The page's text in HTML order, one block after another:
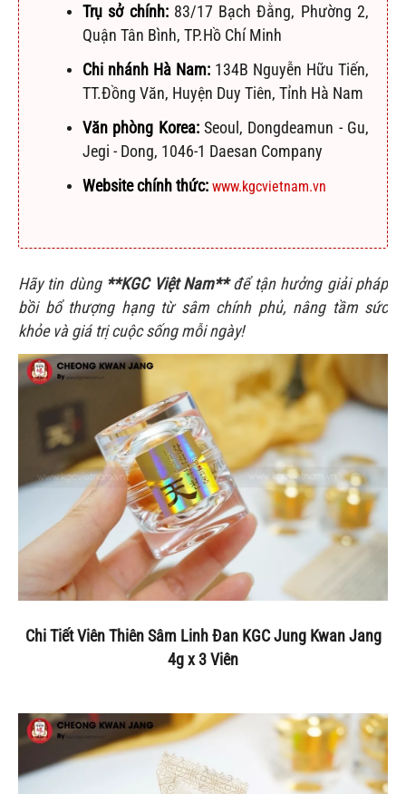
Trụ sở chính:83/17 Bạch Đằng, Phường 2,
Quận Tân Bình, TP.Hồ Chí Minh
Chi nhánh Hà Nam: 134B Nguyễn Hữu Tiến,
TT.Đồng Văn, Huyện Duy Tiên, Tỉnh Hà Nam
Văn phòng Korea:Seoul, Dongdeamun - Gu,
Jegi - Dong, 1046-1 Daesan Company
Website chính thức: www.kgcvietnam.vn
Hãy tin dùng **KGC Việt Nam**để tận hưởng giải pháp
bồi bổ thượng hạng từ sâm chính phủ, nâng tầm sức
khỏe và giá trị cuộc sống mỗi ngày!
Chi Tiết Viên Thiên Sâm Linh Đan KGC Jung Kwan Jang
4g x 3 Viên